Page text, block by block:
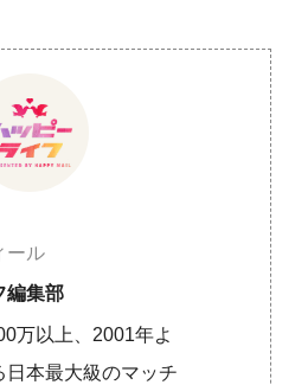
ール
編集部
万以上、2001年よ
日本最大級のマッチ